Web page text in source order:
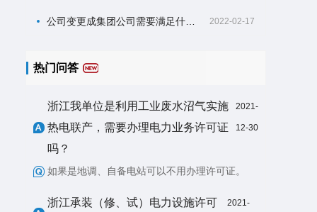
2022-02-17
热门问答
浙江我单位是利用工业废水沼气实施
热电联产，需要办理电力业务许可证
吗？
2021-
12-30
如果是地调、自备电站可以不用办理许可证。
浙江承装（修、试）电力设施许可
2021-